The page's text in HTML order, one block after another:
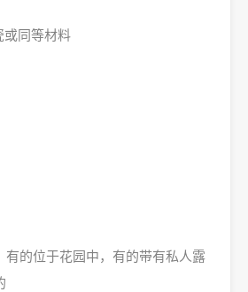
或同等材料
有的位于花园中，有的带有私人露